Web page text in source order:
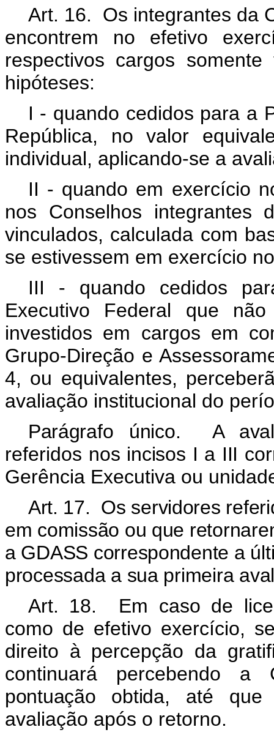
Art. 16. Os integrantes da
encontrem no efetivo
respectivos cargos
hipóteses:
I - quando cedidos para a
República, no valor
individual, aplicando-se a
II - quando em exercício
nos Conselhos
vinculados, calculada com
se estivessem em exercício
III - quando cedidos
Executivo Federal que
investidos em cargos em
Grupo-Direção e
4, ou equivalentes,
avaliação institucional do
Parágrafo único. A
referidos nos incisos I a III
Gerência Executiva ou
Art. 17. Os servidores
em comissão ou que
a GDASS correspondente a
processada a sua primeira
Art. 18. Em caso de
como de efetivo exercício,
direito à percepção da
continuará percebendo
pontuação obtida, até que
avaliação após o retorno.